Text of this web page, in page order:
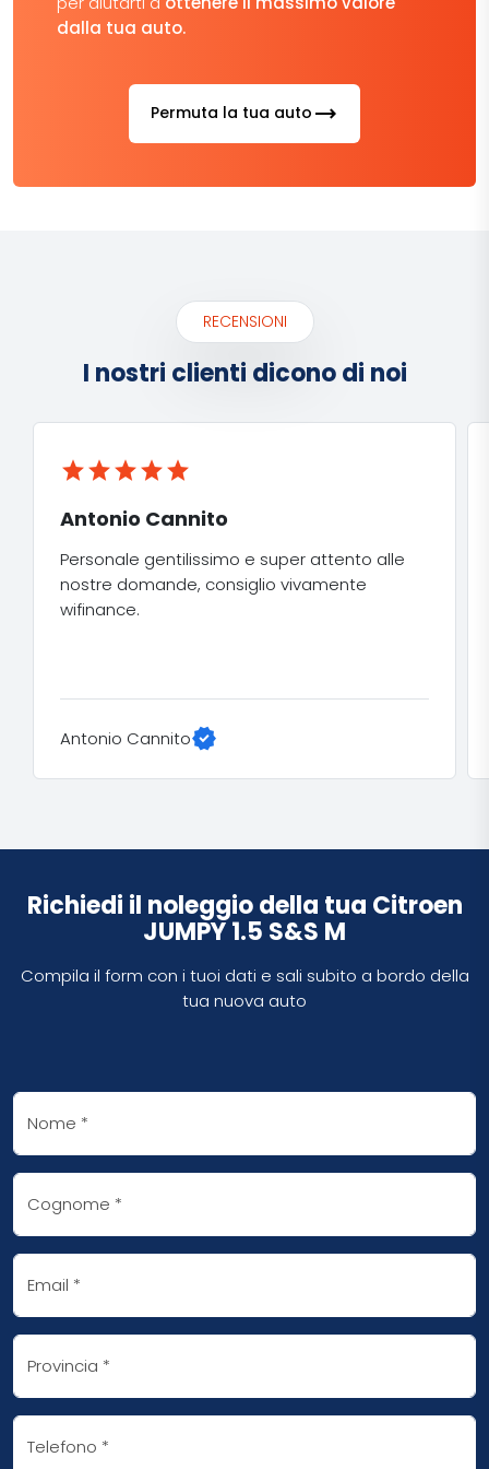
dalla tua auto.
Permuta la tua auto trending_flat
RECENSIONI
I nostri clienti dicono di noi
starstarstarstarstar
Antonio Cannito
​Personale gentilissimo e super attento alle
nostre domande, consiglio vivamente
wifinance.​
Antonio Cannitoverified
Richiedi il noleggio della tua Citroen
JUMPY 1.5 S&S M
Compila il form con i tuoi dati e sali subito a bordo della
tua nuova auto
Nome *
Cognome *
Email *
Provincia *
Telefono *